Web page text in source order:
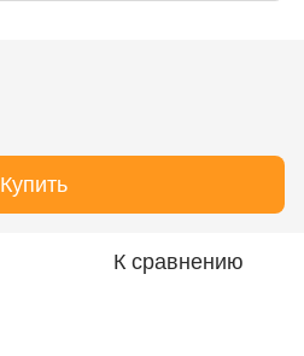
Купить
К сравнению